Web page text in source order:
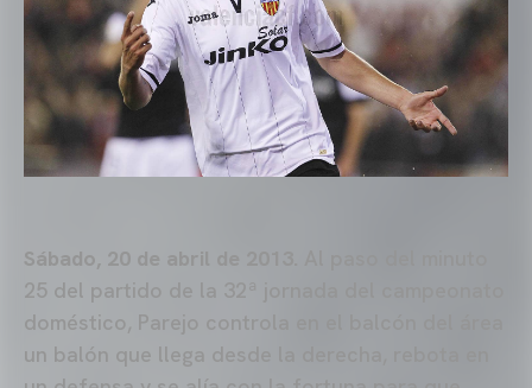
Sábado, 20 de abril de 2013.
25 del partido de la 32ª jornada del campeonato
doméstico, Parejo controla en el balcón del área
un balón que llega desde la derecha, rebota en